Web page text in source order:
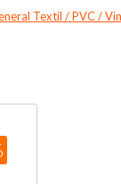
Textil / PVC /